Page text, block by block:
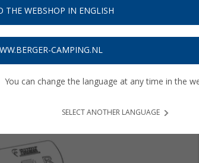
THE WEBSHOP IN ENGLISH
CAMPING.NL
You can change the language at any time in the
SELECT ANOTHER LANGUAGE